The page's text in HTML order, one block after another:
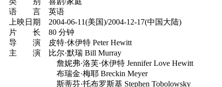
语 言 英语
上映日期 2004-06-11(美国)/2004-12-17(中国大陆)
片 长 80 分钟
导 演 皮特·休伊特 Peter Hewitt
主 演 比尔·默瑞 Bill Murray
詹妮弗·洛芙·休伊特 Jennifer Love Hewitt
布瑞金·梅耶 Breckin Meyer
斯蒂芬·托布罗斯基 Stephen Tobolowsky